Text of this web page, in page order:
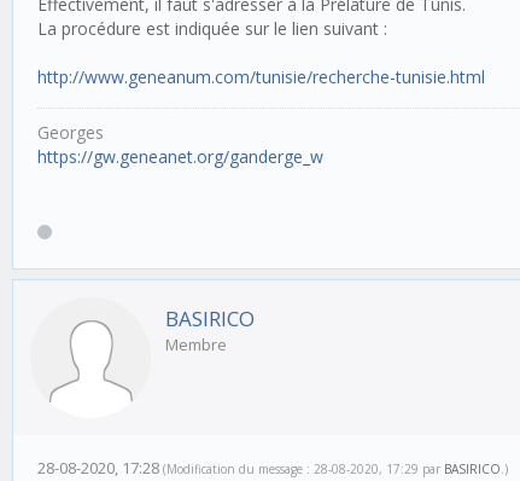
La procédure est indiquée sur le lien suivant :
http://www.geneanum.com/tunisie/recherche-tunisie.html
Georges
https://gw.geneanet.org/ganderge_w
BASIRICO
Membre
28-08-2020, 17:28 (Modification du message : 28-08-2020, 17:29 par BASIRICO.)